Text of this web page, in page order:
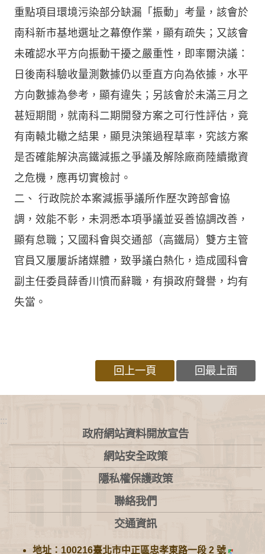
重點項目環境污染部分缺漏「振動」考量，該會於
南科新市基地選址之幕僚作業，顯有疏失；又該會
未確認水平方向振動干擾之嚴重性，即率爾決議：
日後南科驗收量測數據仍以垂直方向為依據，水平
方向數據為參考，顯有違失；另該會於未滿三月之
甚短期間，就南科二期開發方案之可行性評估，竟
有南轅北轍之結果，顯見決策過程草率，究該方案
是否確能解決高鐵減振之爭議及解除廠商陸續撤資
之危機，應再切實檢討。
二、 行政院於本案減振爭議所作歷次跨部會協
調，效能不彰，未洞悉本項爭議並妥善協調改善，
顯有怠職；又國科會與交通部（高鐵局）雙方主管
官員又屢屢訴諸媒體，致爭議白熱化，造成國科會
副主任委員薛香川憤而辭職，有損政府聲譽，均有
失當。
回上一頁 回最上面
:::
政府網站資料開放宣告
網站安全政策
隱私權保護政策
聯絡我們
交通資訊
地址：100216臺北市中正區忠孝東路一段 2 號